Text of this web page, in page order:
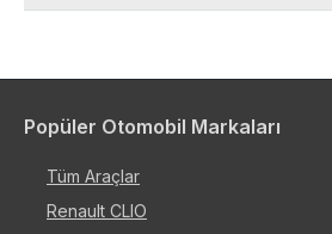
Popüler Otomobil Markaları
Tüm Araçlar
Renault CLIO